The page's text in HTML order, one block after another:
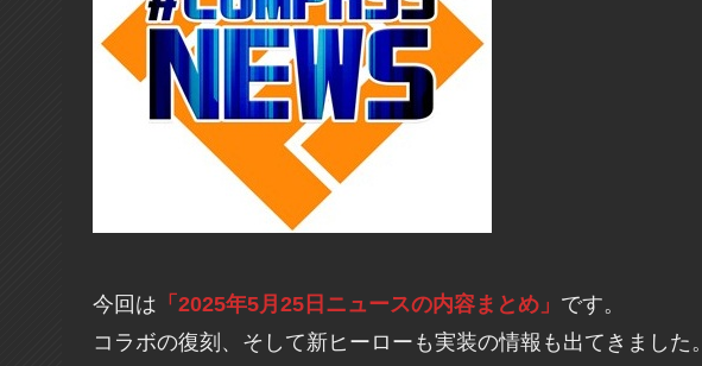
今回は 「2025年5月25日ニュースの内容まとめ」 です。
コラボの復刻、そして新ヒーローも実装の情報も出てきました。